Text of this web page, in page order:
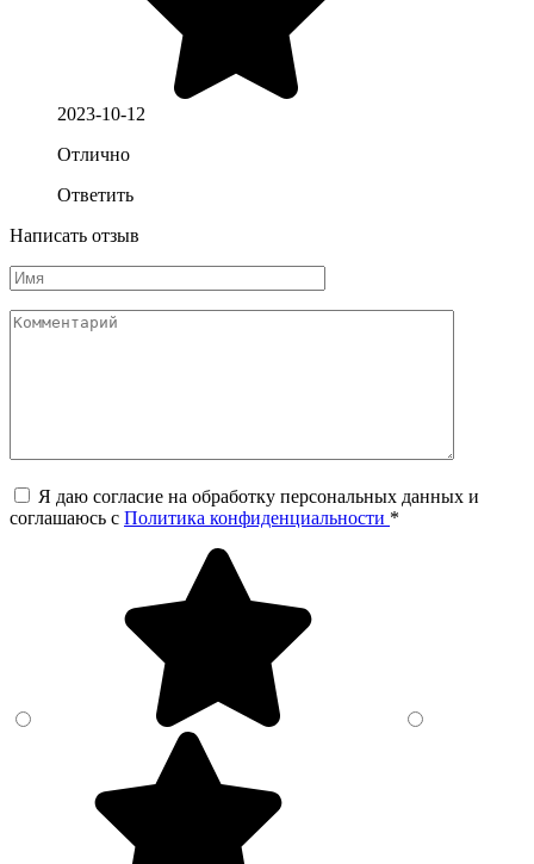
2023-10-12
Отлично
Ответить
Написать отзыв
Я даю согласие на обработку персональных данных и
соглашаюсь c Политика конфиденциальности *